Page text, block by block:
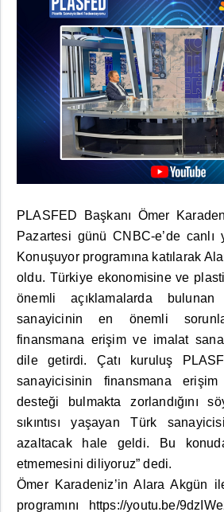
PLASFED Başkanı Ömer
Pazartesi günü CNBC-e’de canlı
Konuşuyor programına katılarak
oldu. Türkiye ekonomisine ve
önemli açıklamalarda
sanayicinin en önemli
finansmana erişim ve imalat
dile getirdi. Çatı kuruluş
sanayicisinin finansmana erişim
desteği bulmakta zorlandığını
sıkıntısı yaşayan Türk
azaltacak hale geldi. Bu konuda
etmemesini diliyoruz” dedi.
Ömer Karadeniz’in Alara Akgün
programını
https://youtu.be/